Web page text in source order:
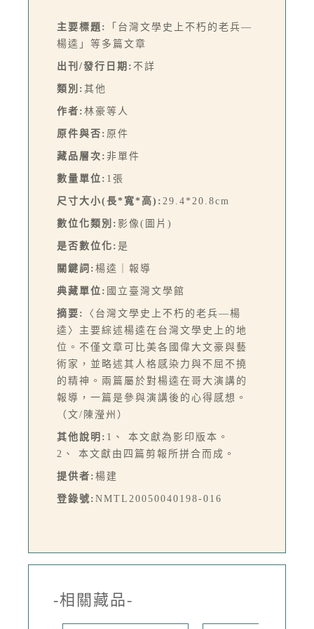
主要標題:
「台灣文學史上不朽的老兵—
楊逵」等多篇文章
出刊/發行日期: 不詳
類別: 其他
作者: 林豪等人
原件與否: 原件
藏品層次: 非單件
數量單位: 1張
尺寸大小(長*寬*高): 29.4*20.8cm
數位化類別: 影像(圖片)
是否數位化: 是
關鍵詞: 楊逵｜報導
典藏單位: 國立臺灣文學館
摘要:
〈台灣文學史上不朽的老兵—楊
逵〉主要綜述楊逵在台灣文學史上的地
位。不僅文章可比美各國偉大文豪與藝
術家，並略述其人格感染力與不屈不撓
的精神。兩篇屬於對楊逵在哥大演講的
報導，一篇是參與演講後的心得感想。
（文/陳瀅州）
其他說明: 1、 本文獻為影印版本。
2、 本文獻由四篇剪報所拼合而成。
提供者: 楊建
登錄號: NMTL20050040198-016
-相關藏品-